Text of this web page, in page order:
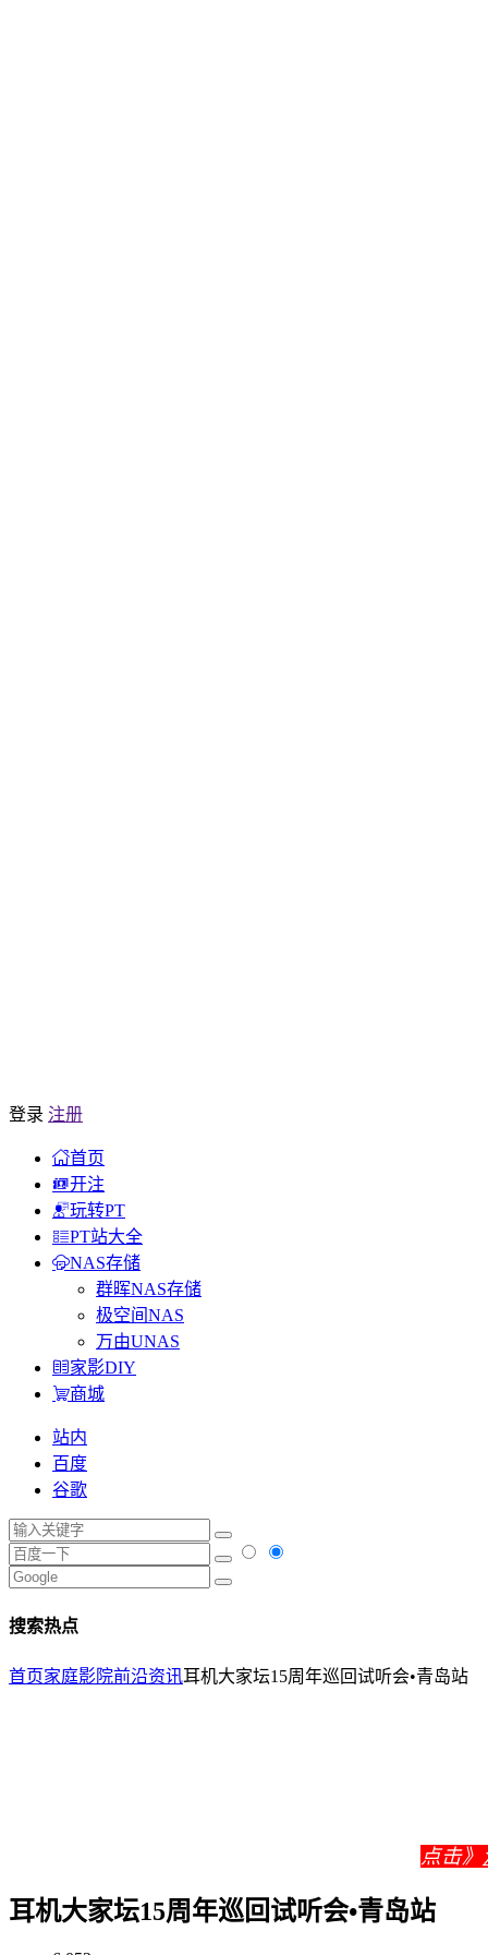
登录 注册
首页
开注
玩转PT
PT站大全
NAS存储
群晖NAS存储
极空间NAS
万由UNAS
家影DIY
商城
站内
百度
谷歌
搜索热点
首页家庭影院前沿资讯耳机大家坛15周年巡回试听会•青岛站
点击》
耳机大家坛15周年巡回试听会•青岛站